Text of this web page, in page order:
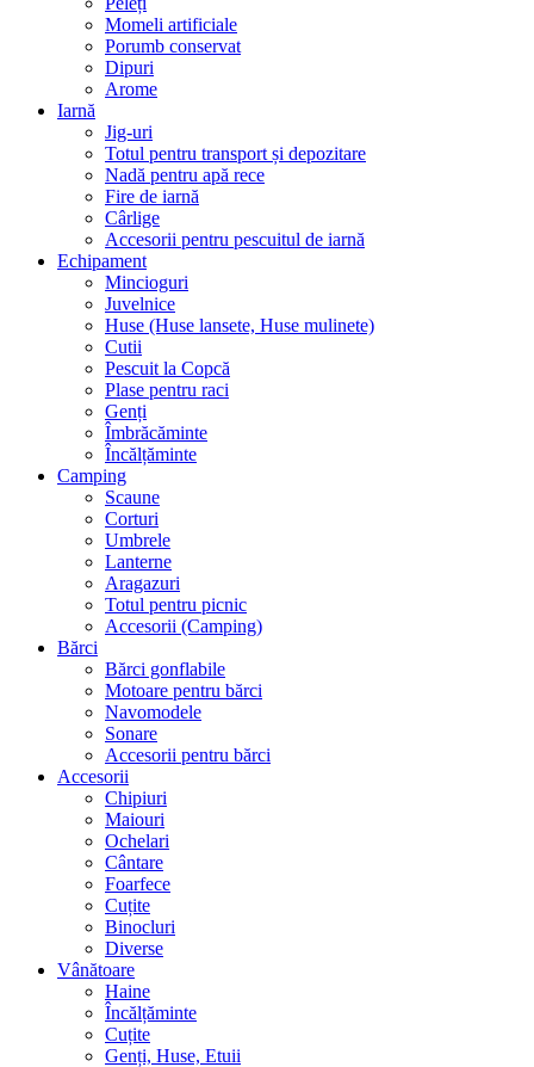
Momeli artificiale
Porumb conservat
Dipuri
Arome
Iarnă
Jig-uri
Totul pentru transport și depozitare
Nadă pentru apă rece
Fire de iarnă
Cârlige
Accesorii pentru pescuitul de iarnă
Echipament
Mincioguri
Juvelnice
Huse (Huse lansete, Huse mulinete)
Cutii
Pescuit la Copcă
Plase pentru raci
Genți
Îmbrăcăminte
Încălțăminte
Camping
Scaune
Corturi
Umbrele
Lanterne
Aragazuri
Totul pentru picnic
Accesorii (Camping)
Bărci
Bărci gonflabile
Motoare pentru bărci
Navomodele
Sonare
Accesorii pentru bărci
Accesorii
Chipiuri
Maiouri
Ochelari
Cântare
Foarfece
Cuțite
Binocluri
Diverse
Vânătoare
Haine
Încălțăminte
Cuțite
Genți, Huse, Etuii